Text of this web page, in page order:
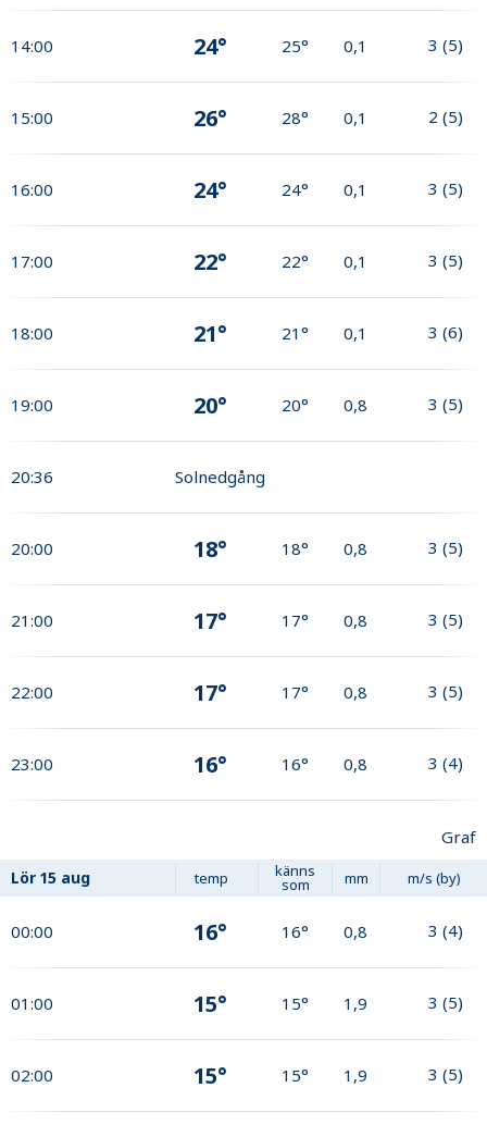
14:00 24° 25° 0,1 3 (5)
15:00 26° 28° 0,1 2 (5)
16:00 24° 24° 0,1 3 (5)
17:00 22° 22° 0,1 3 (5)
18:00 21° 21° 0,1 3 (6)
19:00 20° 20° 0,8 3 (5)
20:36 Solnedgång
20:00 18° 18° 0,8 3 (5)
21:00 17° 17° 0,8 3 (5)
22:00 17° 17° 0,8 3 (5)
23:00 16° 16° 0,8 3 (4)
Graf
Lör 15 aug temp känns
som mm m/s (by)
00:00 16° 16° 0,8 3 (4)
01:00 15° 15° 1,9 3 (5)
02:00 15° 15° 1,9 3 (5)